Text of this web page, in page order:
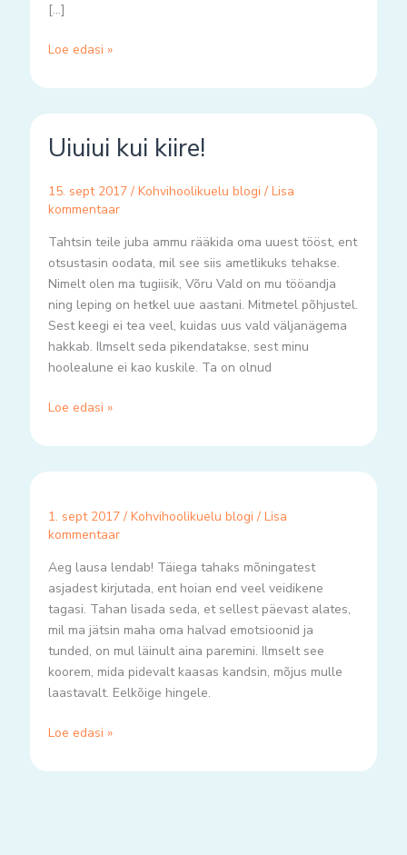
[…]
Loe edasi »
Uiuiui kui kiire!
15. sept 2017 / Kohvihoolikuelu blogi / Lisa
kommentaar
Tahtsin teile juba ammu rääkida oma uuest tööst, ent
otsustasin oodata, mil see siis ametlikuks tehakse.
Nimelt olen ma tugiisik, Võru Vald on mu tööandja
ning leping on hetkel uue aastani. Mitmetel põhjustel.
Sest keegi ei tea veel, kuidas uus vald väljanägema
hakkab. Ilmselt seda pikendatakse, sest minu
hoolealune ei kao kuskile. Ta on olnud
Loe edasi »
1. sept 2017 / Kohvihoolikuelu blogi / Lisa
kommentaar
Aeg lausa lendab! Täiega tahaks mõningatest
asjadest kirjutada, ent hoian end veel veidikene
tagasi. Tahan lisada seda, et sellest päevast alates,
mil ma jätsin maha oma halvad emotsioonid ja
tunded, on mul läinult aina paremini. Ilmselt see
koorem, mida pidevalt kaasas kandsin, mõjus mulle
laastavalt. Eelkõige hingele.
Loe edasi »